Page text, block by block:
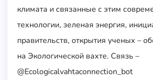
климата и связанные с этим
технологии, зеленая энергия,
правительств, открытия ученых –
на Экологической вахте. Связь –
@Ecologicalvahtaconnection_bot